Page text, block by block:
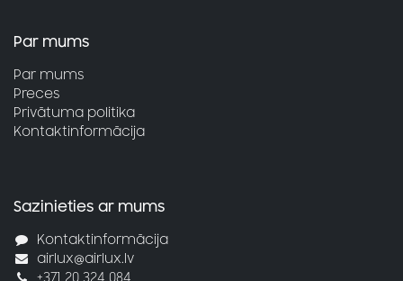
Par mums
Par mums
Preces
Privātuma politika
Kontaktinformācija
Sazinieties ar mums
Kontaktinformācija
airlux@airlux.lv
+371 20 324 084